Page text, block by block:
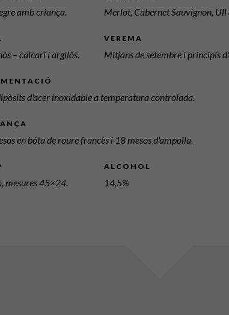
amb criança. Merlot, Cabernet Sauvignon, Ull
– calcari i argilós.
VEREMA
Mitjans de setembre i principis
d'acer inoxidable a temperatura controlada.
en bóta de roure francès i 18 mesos d'ampolla.
mesures 45×24.
ALCOHOL
14,5%